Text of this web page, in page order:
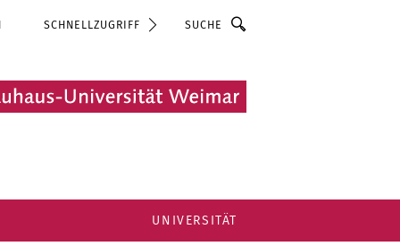
SCHNELLZUGRIFF Suche
UNIVERSITÄT